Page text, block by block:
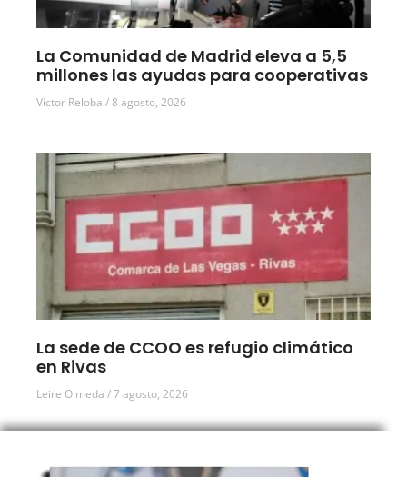
La Comunidad de Madrid eleva a 5,5
millones las ayudas para cooperativas
Víctor Reloba 8 agosto, 2026
La sede de CCOO es refugio climático
en Rivas
Leire Olmeda 7 agosto, 2026